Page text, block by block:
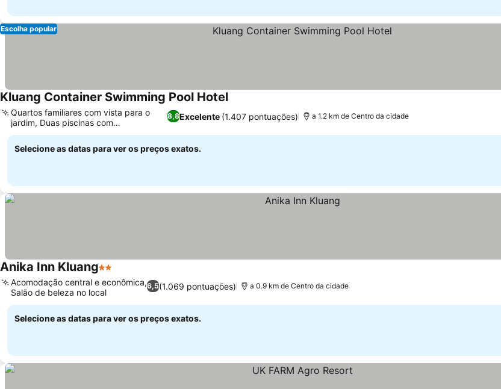
Escolha popular
Kluang Container Swimming Pool Hotel
8,8Excelente (1.407 pontuações)
Quartos familiares com vista para o
jardim, Duas piscinas com
escorregador infantil
a 1.2 km de Centro da cidade
Selecione as datas para ver os preços exatos.
Anika Inn Kluang2 Estrelas
6,5(1.069 pontuações)
Acomodação central e econômica,
Salão de beleza no local
a 0.9 km de Centro da cidade
Selecione as datas para ver os preços exatos.